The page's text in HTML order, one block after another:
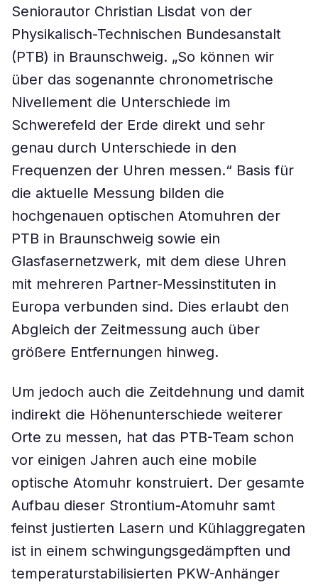
Seniorautor Christian Lisdat von der
Physikalisch-Technischen Bundesanstalt
(PTB) in Braunschweig. „So können wir
über das sogenannte chronometrische
Nivellement die Unterschiede im
Schwerefeld der Erde direkt und sehr
genau durch Unterschiede in den
Frequenzen der Uhren messen.“ Basis für
die aktuelle Messung bilden die
hochgenauen optischen Atomuhren der
PTB in Braunschweig sowie ein
Glasfasernetzwerk, mit dem diese Uhren
mit mehreren Partner-Messinstituten in
Europa verbunden sind. Dies erlaubt den
Abgleich der Zeitmessung auch über
größere Entfernungen hinweg.
Um jedoch auch die Zeitdehnung und damit
indirekt die Höhenunterschiede weiterer
Orte zu messen, hat das PTB-Team schon
vor einigen Jahren auch eine mobile
optische Atomuhr konstruiert. Der gesamte
Aufbau dieser Strontium-Atomuhr samt
feinst justierten Lasern und Kühlaggregaten
ist in einem schwingungsgedämpften und
temperaturstabilisierten PKW-Anhänger